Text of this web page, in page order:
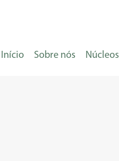
Início Sobre nós Núcleos